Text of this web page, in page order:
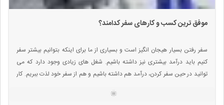
موفق ترین کسب و کارهای سفر کدامند؟
سفر رفتن بسیار هیجان انگیز است و بسیاری از ما برای اینکه بتوانیم بیشتر سفر
کنیم باید درآمد بیشتری نیز داشته باشیم. شغل های زیادی وجود دارد که می
توانید در حین سفر کردن، درآمد هم داشته باشیم و هم از سفر خود لذت ببریم. کار
دیگر بایت هزینه های سفر از جمله غذا، حمل و نقل، مکانی برای خوابیدن و مواردی